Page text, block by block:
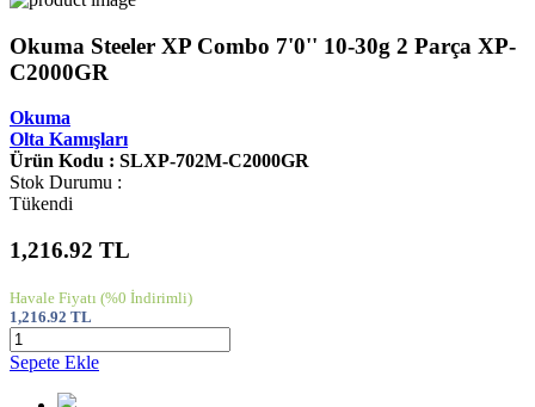
Okuma Steeler XP Combo 7'0'' 10-30g 2 Parça XP-
C2000GR
Okuma
Olta Kamışları
Ürün Kodu : SLXP-702M-C2000GR
Stok Durumu :
Tükendi
1,216.92 TL
Havale Fiyatı (%0 İndirimli)
1,216.92 TL
Sepete Ekle